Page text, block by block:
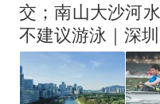
交；南山大沙河
不建议游泳｜深